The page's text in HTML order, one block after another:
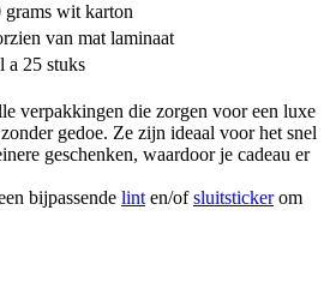
grams wit karton
van mat laminaat
a 25 stuks
verpakkingen die zorgen voor een luxe
gedoe. Ze zijn ideaal voor het snel
geschenken, waardoor je cadeau er
bijpassende lint en/ofsluitstickerom